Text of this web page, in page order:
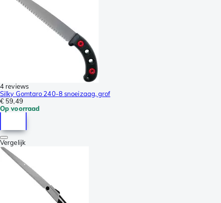
4 reviews
Silky Gomtaro 240-8 snoeizaag, grof
€ 59,49
Op voorraad
Vergelijk